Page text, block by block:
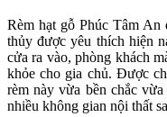
Rèm hạt gỗ Phúc Tâm An
thủy được yêu thích hiện
cửa ra vào, phòng khách
khỏe cho gia chủ. Được
rèm này vừa bền chắc
nhiều không gian nội thất